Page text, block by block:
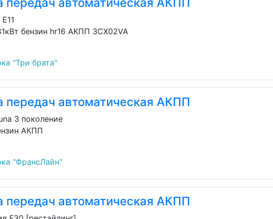
бензин hr16 АКПП 3CX02VA
"Три брата"
передач автоматическая АКПП
3 поколение
АКПП
"ФрансЛайн"
передач автоматическая АКПП